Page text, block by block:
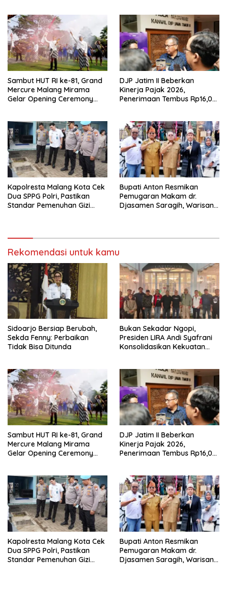
Sambut HUT RI ke-81, Grand
Mercure Malang Mirama
Gelar Opening Ceremony
DJP Jatim II Beberkan
Kinerja Pajak 2026,
Penerimaan Tembus Rp16,08
Kapolresta Malang Kota Cek
Dua SPPG Polri, Pastikan
Standar Pemenuhan Gizi
Bupati Anton Resmikan
Pemugaran Makam dr.
Djasamen Saragih, Warisan
Rekomendasi untuk kamu
Sidoarjo Bersiap Berubah,
Sekda Fenny: Perbaikan
Tidak Bisa Ditunda
Bukan Sekadar Ngopi,
Presiden LIRA Andi Syafrani
Konsolidasikan Kekuatan
Sambut HUT RI ke-81, Grand
Mercure Malang Mirama
Gelar Opening Ceremony
DJP Jatim II Beberkan
Kinerja Pajak 2026,
Penerimaan Tembus Rp16,08
Kapolresta Malang Kota Cek
Dua SPPG Polri, Pastikan
Standar Pemenuhan Gizi
Bupati Anton Resmikan
Pemugaran Makam dr.
Djasamen Saragih, Warisan